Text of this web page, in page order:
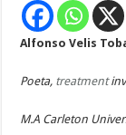
Alfonso Velis
Poeta, treatment
M.A Carleton